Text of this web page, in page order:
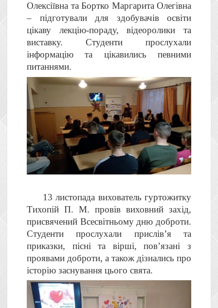
Олексіївна та Бортко Маргарита Олегівна
– підготували для здобувачів освіти
цікаву лекцію-пораду, відеоролики та
виставку. Студенти прослухали
інформацію та цікавились певними
питаннями.
13 листопада вихователь гуртожитку
Тихопій П. М. провів виховний захід,
присвячений Всесвітньому дню доброти.
Студенти прослухали прислів’я та
приказки, пісні та вірші, пов’язані з
проявами доброти, а також дізнались про
історію заснування цього свята.